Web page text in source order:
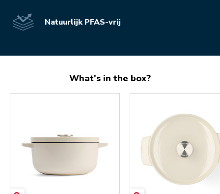
Natuurlijk PFAS-vrij
What's in the box?